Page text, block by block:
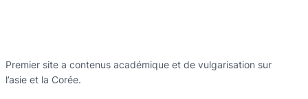
Premier site a contenus académique et de vulgarisation sur
l’asie et la Corée.